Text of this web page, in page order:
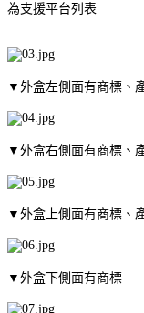
為支援平台列表
▼外盒左側面有商標、
▼外盒右側面有商標、
▼外盒上側面有商標、
▼外盒下側面有商標